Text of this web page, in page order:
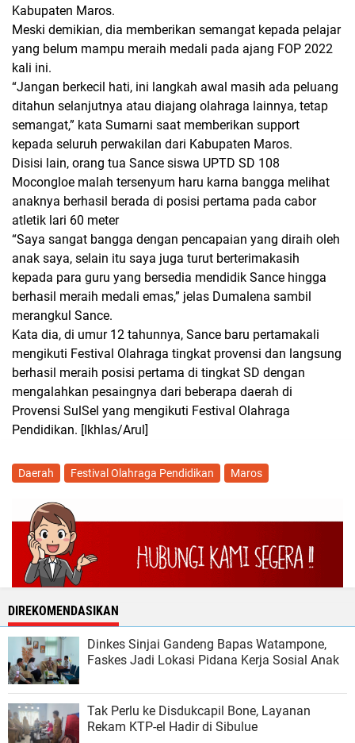
Kabupaten Maros.
Meski demikian, dia memberikan semangat kepada pelajar
yang belum mampu meraih medali pada ajang FOP 2022
kali ini.
“Jangan berkecil hati, ini langkah awal masih ada peluang
ditahun selanjutnya atau diajang olahraga lainnya, tetap
semangat,” kata Sumarni saat memberikan support
kepada seluruh perwakilan dari Kabupaten Maros.
Disisi lain, orang tua Sance siswa UPTD SD 108
Mocongloe malah tersenyum haru karna bangga melihat
anaknya berhasil berada di posisi pertama pada cabor
atletik lari 60 meter
“Saya sangat bangga dengan pencapaian yang diraih oleh
anak saya, selain itu saya juga turut berterimakasih
kepada para guru yang bersedia mendidik Sance hingga
berhasil meraih medali emas,” jelas Dumalena sambil
merangkul Sance.
Kata dia, di umur 12 tahunnya, Sance baru pertamakali
mengikuti Festival Olahraga tingkat provensi dan langsung
berhasil meraih posisi pertama di tingkat SD dengan
mengalahkan pesaingnya dari beberapa daerah di
Provensi SulSel yang mengikuti Festival Olahraga
Pendidikan. [Ikhlas/Arul]
Daerah Festival Olahraga Pendidikan Maros
DIREKOMENDASIKAN
Dinkes Sinjai Gandeng Bapas Watampone,
Faskes Jadi Lokasi Pidana Kerja Sosial Anak
Tak Perlu ke Disdukcapil Bone, Layanan
Rekam KTP-el Hadir di Sibulue